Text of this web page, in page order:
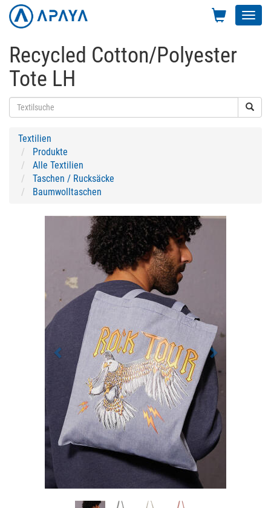
Recycled Cotton/Polyester
Tote LH
Textilien
Produkte
Alle Textilien
Taschen / Rucksäcke
Baumwolltaschen
Previous Next